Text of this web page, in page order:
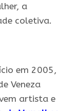
a
coletiva.
em 2005,
Veneza
artista e